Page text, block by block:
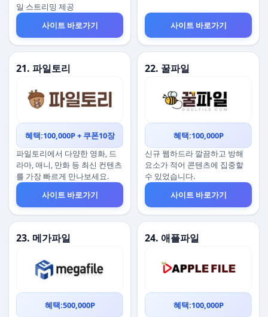
일 스트리밍 제공
사이트 바로가기
사이트 바로가기
21. 파일토리
혜택:100,000P + 쿠폰10장
파일토리에서 다양한 영화, 드
라마, 애니, 만화 등 최신 컨텐츠
를 가장 빠르게 만나보세요.
사이트 바로가기
22. 꿀파일
혜택:100,000P
신규 웹하드라 깔끔하고 방해
요소가 적어 콘텐츠에 집중할
수 있었습니다.
사이트 바로가기
23. 메가파일
혜택:500,000P
24. 애플파일
혜택:100,000P